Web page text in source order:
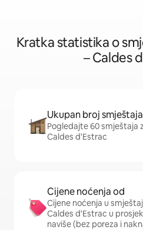
Kratka statistika o
– Caldes
Ukupan broj
Pogledajte 60 smještaja
Caldes d'Estrac
Cijene noćenja od
Cijene noćenja u
Caldes d'Estrac u
naviše (bez poreza i